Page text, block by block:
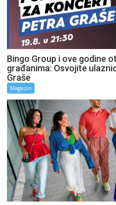
Bingo Group i ove godine
građanima: Osvojite
Graše
Magazin